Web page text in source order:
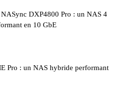
DXP4800 Pro : un NAS 4
en 10 GbE
Pro : un NAS hybride performant